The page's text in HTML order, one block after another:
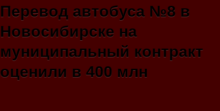
Перевод автобуса №8 в
Новосибирске на
муниципальный контракт
оценили в 400 млн